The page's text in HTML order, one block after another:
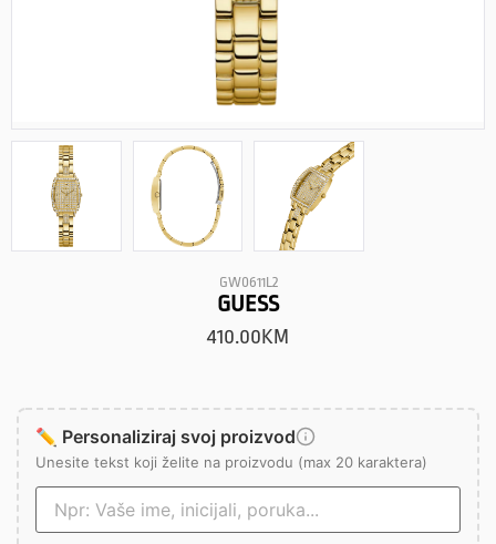
GW0611L2
GUESS
410.00KM
✏️ Personaliziraj svoj proizvod
Unesite tekst koji želite na proizvodu (max 20 karaktera)